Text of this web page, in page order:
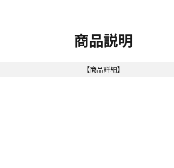
商品説明
【商品詳細】